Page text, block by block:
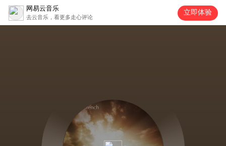
网易云音乐
去云音乐，看更多走心评论
立即体验